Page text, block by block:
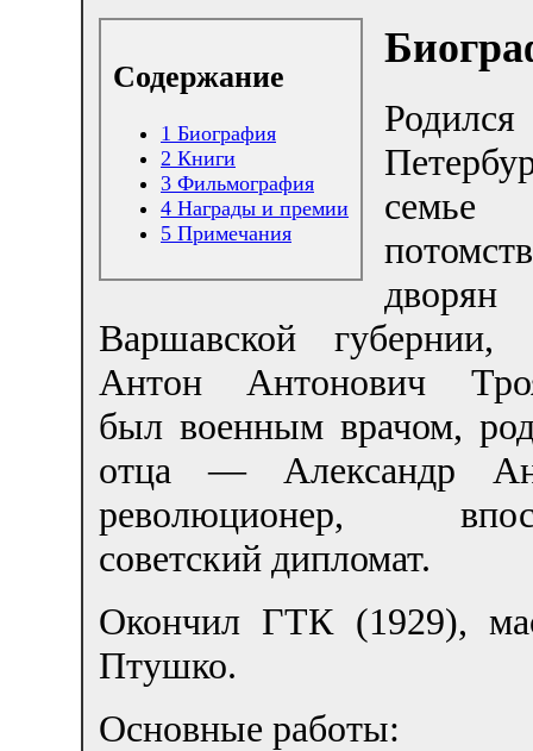
Содержание
1 Биография
2 Книги
3 Фильмография
4 Награды и премии
5 Примечания
семье
дворян
Варшавской
Антон Антонович
был военным врачом,
отца — Александр
революционер,
советский дипломат.
Окончил ГТК (1929),
Птушко.
Основные работы: